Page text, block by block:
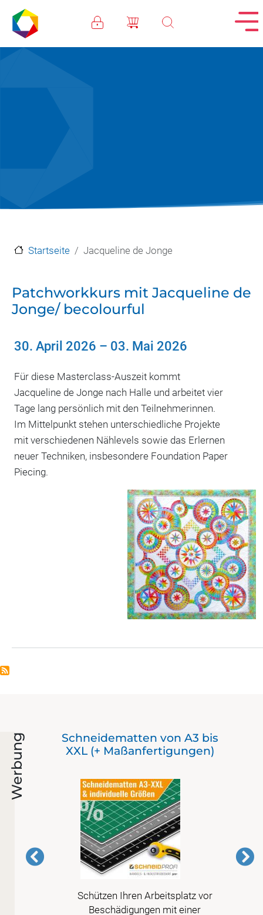
Direkt zum Inhalt
Startseite Jacqueline de Jonge
Patchworkkurs mit Jacqueline de
Jonge/ becolourful
30. April 2026 – 03. Mai 2026
Für diese Masterclass-Auszeit kommt
Jacqueline de Jonge nach Halle und arbeitet vier
Tage lang persönlich mit den Teilnehmerinnen.
Im Mittelpunkt stehen unterschiedliche Projekte
mit verschiedenen Nählevels sowie das Erlernen
neuer Techniken, insbesondere Foundation Paper
Piecing.
Werbung
Schneidematten von A3 bis
XXL (+ Maßanfertigungen)
Schützen Ihren Arbeitsplatz vor
Beschädigungen mit einer